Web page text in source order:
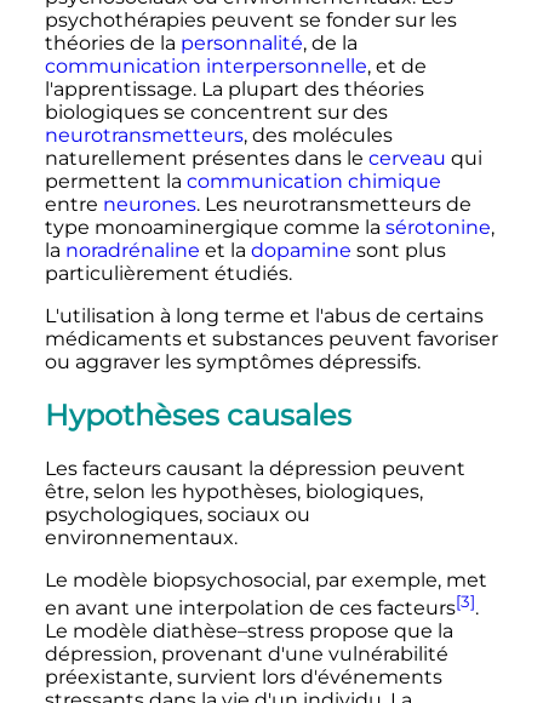
psychothérapies peuvent se fonder sur les
théories de la personnalité, de la
communication interpersonnelle, et de
l'apprentissage. La plupart des théories
biologiques se concentrent sur des
neurotransmetteurs, des molécules
naturellement présentes dans le cerveau qui
permettent la communication chimique
entre neurones. Les neurotransmetteurs de
type monoaminergique comme la sérotonine,
la noradrénaline et la dopamine sont plus
particulièrement étudiés.
L'utilisation à long terme et l'abus de certains
médicaments et substances peuvent favoriser
ou aggraver les symptômes dépressifs.
Hypothèses causales
Les facteurs causant la dépression peuvent
être, selon les hypothèses, biologiques,
psychologiques, sociaux ou
environnementaux.
Le modèle biopsychosocial, par exemple, met
en avant une interpolation de ces facteurs[3].
Le modèle diathèse–stress propose que la
dépression, provenant d'une vulnérabilité
préexistante, survient lors d'événements